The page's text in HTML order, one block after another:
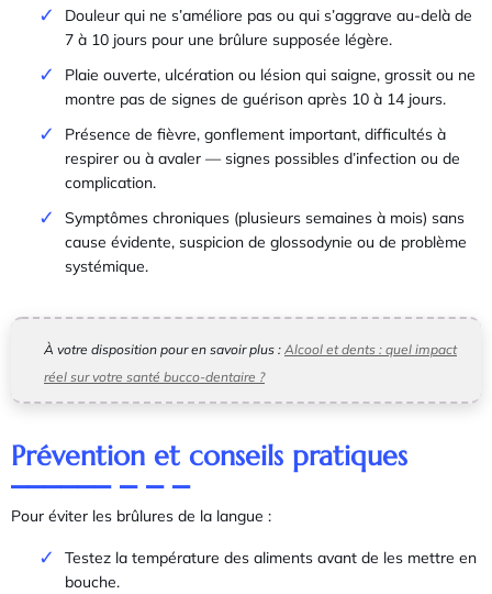
Douleur qui ne s’améliore pas ou qui s’aggrave au-delà de
7 à 10 jours pour une brûlure supposée légère.
Plaie ouverte, ulcération ou lésion qui saigne, grossit ou ne
montre pas de signes de guérison après 10 à 14 jours.
Présence de fièvre, gonflement important, difficultés à
respirer ou à avaler — signes possibles d’infection ou de
complication.
Symptômes chroniques (plusieurs semaines à mois) sans
cause évidente, suspicion de glossodynie ou de problème
systémique.
À votre disposition pour en savoir plus : Alcool et dents : quel impact
réel sur votre santé bucco-dentaire ?
Prévention et conseils pratiques
Pour éviter les brûlures de la langue :
Testez la température des aliments avant de les mettre en
bouche.